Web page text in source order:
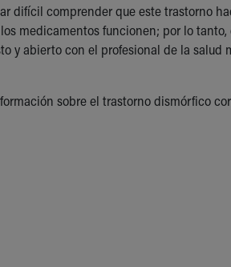
difícil comprender que este trastorno
medicamentos funcionen; por lo
y abierto con el profesional de la
sobre el trastorno dismórfico